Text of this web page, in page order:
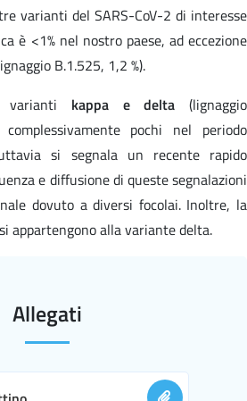
varianti del SARS-CoV-2 di interesse
è <1% nel nostro paese, ad eccezione
B.1.525, 1,2 %).
varianti kappa e delta (lignaggio
pochi nel periodo
si segnala un recente rapido
e diffusione di queste segnalazioni
dovuto a diversi focolai. Inoltre, la
appartengono alla variante delta.
Allegati